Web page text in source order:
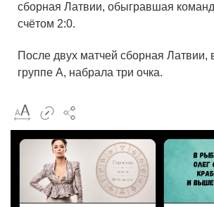
сборная Латвии, обыгравшая
счётом 2:0.
После двух матчей сборная
группе A, набрала три очка.